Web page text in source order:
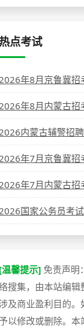
点考试
年8月京鲁冀招
年8月内蒙古招
内蒙古辅警招
年7月京鲁冀招
年7月内蒙古招
国家公务员考
馨提示] 免责声明
搜集，由本站编
及商业盈利目的。
以修改或删除。本